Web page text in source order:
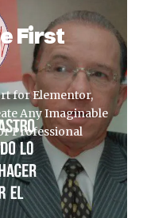
First
for Elementor,
Any Imaginable
Professional